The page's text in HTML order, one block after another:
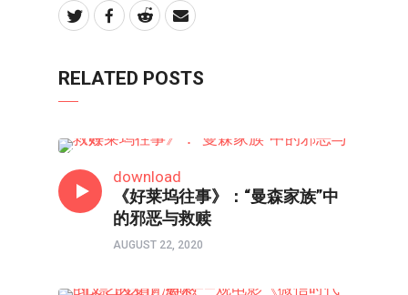
RELATED POSTS
download
《好莱坞往事》：“曼森家族”中
的邪恶与救赎
AUGUST 22, 2020